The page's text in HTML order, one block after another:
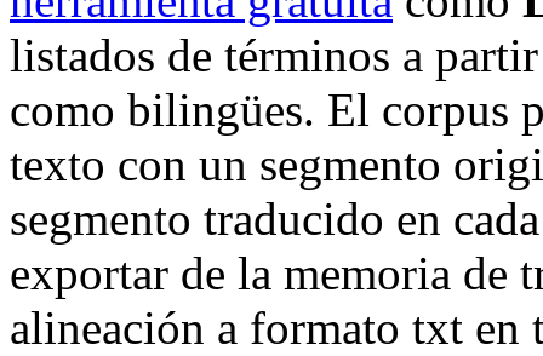
listados de términos a
como bilingües. El corpus
texto con un segmento
segmento traducido en
exportar de la memoria de
alineación a formato txt en